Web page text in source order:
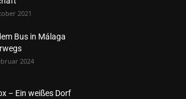
2021
Bus in Málaga
2024
– Ein weißes Dorf